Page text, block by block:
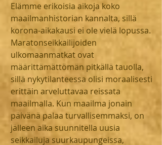
Elämme erikoisia aikoja koko
maailmanhistorian kannalta, sillä
korona-aikakausi ei ole vielä lopussa.
Maratonseikkailijoiden
ulkomaanmatkat ovat
määrittämättömän pitkällä tauolla,
sillä nykytilanteessa olisi moraalisesti
erittäin arveluttavaa reissata
maailmalla. Kun maailma jonain
päivänä palaa turvallisemmaksi, on
jälleen aika suunnitella uusia
seikkailuja suurkaupungeissa,